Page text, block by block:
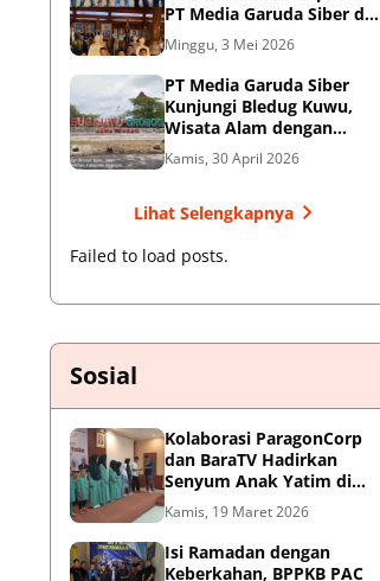
PT Media Garuda Siber dan
Redaksi Hormati Jasa Sang
Jendral Besar
Minggu, 3 Mei 2026
PT Media Garuda Siber
Kunjungi Bledug Kuwu,
Wisata Alam dengan
Segudang Keunikan dan
Potensi UMKM
Kamis, 30 April 2026
Lihat Selengkapnya
Failed to load posts.
Sosial
Kolaborasi ParagonCorp
dan BaraTV Hadirkan
Senyum Anak Yatim di
Hotel Le Semar Tangerang
Kamis, 19 Maret 2026
Isi Ramadan dengan
Keberkahan, BPPKB PAC